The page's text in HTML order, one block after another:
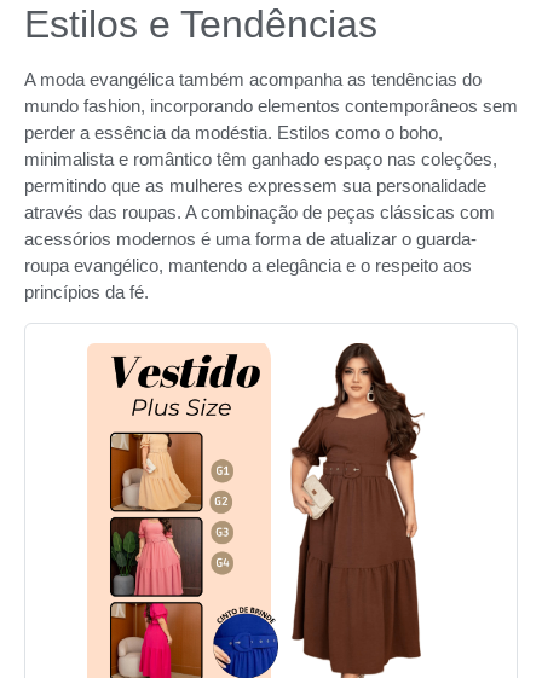
Estilos e Tendências
A moda evangélica também acompanha as tendências do
mundo fashion, incorporando elementos contemporâneos sem
perder a essência da modéstia. Estilos como o boho,
minimalista e romântico têm ganhado espaço nas coleções,
permitindo que as mulheres expressem sua personalidade
através das roupas. A combinação de peças clássicas com
acessórios modernos é uma forma de atualizar o guarda-
roupa evangélico, mantendo a elegância e o respeito aos
princípios da fé.